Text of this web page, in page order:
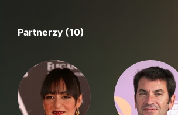
Partnerzy (10)